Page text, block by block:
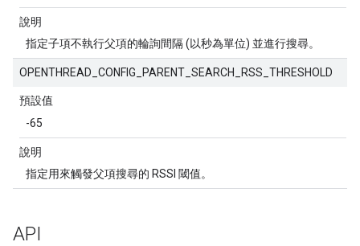
說明
指定子項不執行父項的輪詢間隔 (以秒為單位) 並進行搜尋。
OPENTHREAD_CONFIG_PARENT_SEARCH_RSS_THRESHOLD
預設值
-65
說明
指定用來觸發父項搜尋的 RSSI 閾值。
API